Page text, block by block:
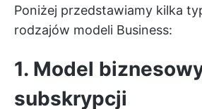
Poniżej przedstawiamy kilka
rodzajów modeli Business:
1. Model
subskrypcji